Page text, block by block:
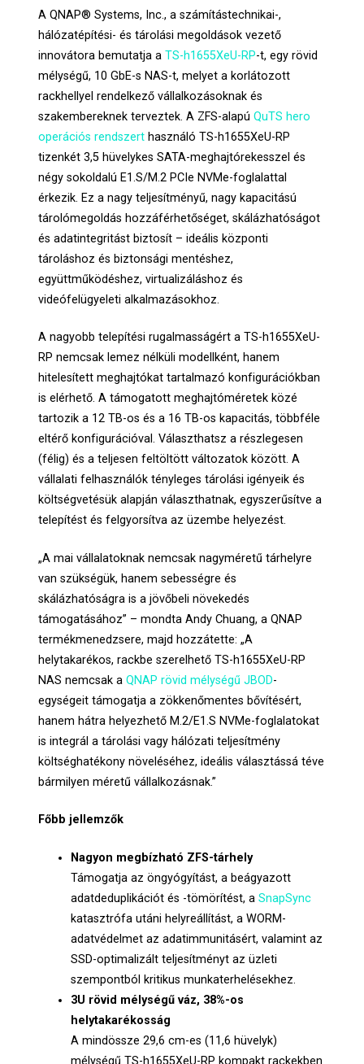
A QNAP® Systems, Inc., a számítástechnikai-,
hálózatépítési- és tárolási megoldások vezető
innovátora bemutatja aTS-h1655XeU-RP-t, egy rövid
mélységű, 10 GbE-s NAS-t, melyet a korlátozott
rackhellyel rendelkező vállalkozásoknak és
szakembereknek terveztek. A ZFS-alapúQuTS hero
operációs rendszert használó TS-h1655XeU-RP
tizenkét 3,5 hüvelykes SATA-meghajtórekesszel és
négy sokoldalú E1.S/M.2 PCIe NVMe-foglalattal
érkezik. Ez a nagy teljesítményű, nagy kapacitású
tárolómegoldás hozzáférhetőséget, skálázhatóságot
és adatintegritást biztosít – ideális központi
tároláshoz és biztonsági mentéshez,
együttműködéshez, virtualizáláshoz és
videófelügyeleti alkalmazásokhoz.
A nagyobb telepítési rugalmasságért a TS-h1655XeU-
RP nemcsak lemez nélküli modellként, hanem
hitelesített meghajtókat tartalmazó konfigurációkban
is elérhető. A támogatott meghajtóméretek közé
tartozik a 12 TB-os és a 16 TB-os kapacitás, többféle
eltérő konfigurációval. Választhatsz a részlegesen
(félig) és a teljesen feltöltött változatok között. A
vállalati felhasználók tényleges tárolási igényeik és
költségvetésük alapján választhatnak, egyszerűsítve a
telepítést és felgyorsítva az üzembe helyezést.
„A mai vállalatoknak nemcsak nagyméretű tárhelyre
van szükségük, hanem sebességre és
skálázhatóságra is a jövőbeli növekedés
támogatásához” – mondta Andy Chuang, a QNAP
termékmenedzsere, majd hozzátette: „A
helytakarékos, rackbe szerelhető TS-h1655XeU-RP
NAS nemcsak aQNAP rövid mélységű JBOD-
egységeit támogatja a zökkenőmentes bővítésért,
hanem hátra helyezhető M.2/E1.S NVMe-foglalatokat
is integrál a tárolási vagy hálózati teljesítmény
költséghatékony növeléséhez, ideális választássá téve
bármilyen méretű vállalkozásnak.”
Főbb jellemzők
Nagyon megbízható ZFS-tárhely
Támogatja az öngyógyítást, a beágyazott
adatdeduplikációt és -tömörítést, aSnapSync
katasztrófa utáni helyreállítást, a WORM-
adatvédelmet az adatimmunitásért, valamint az
SSD-optimalizált teljesítményt az üzleti
szempontból kritikus munkaterhelésekhez.
3U rövid mélységű váz, 38%-os
helytakarékosság
A mindössze 29,6 cm-es (11,6 hüvelyk)
mélységű TS-h1655XeU-RP kompakt rackekben